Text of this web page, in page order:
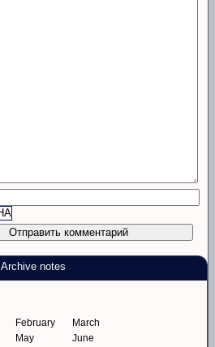
Archive notes
February
March
May
June